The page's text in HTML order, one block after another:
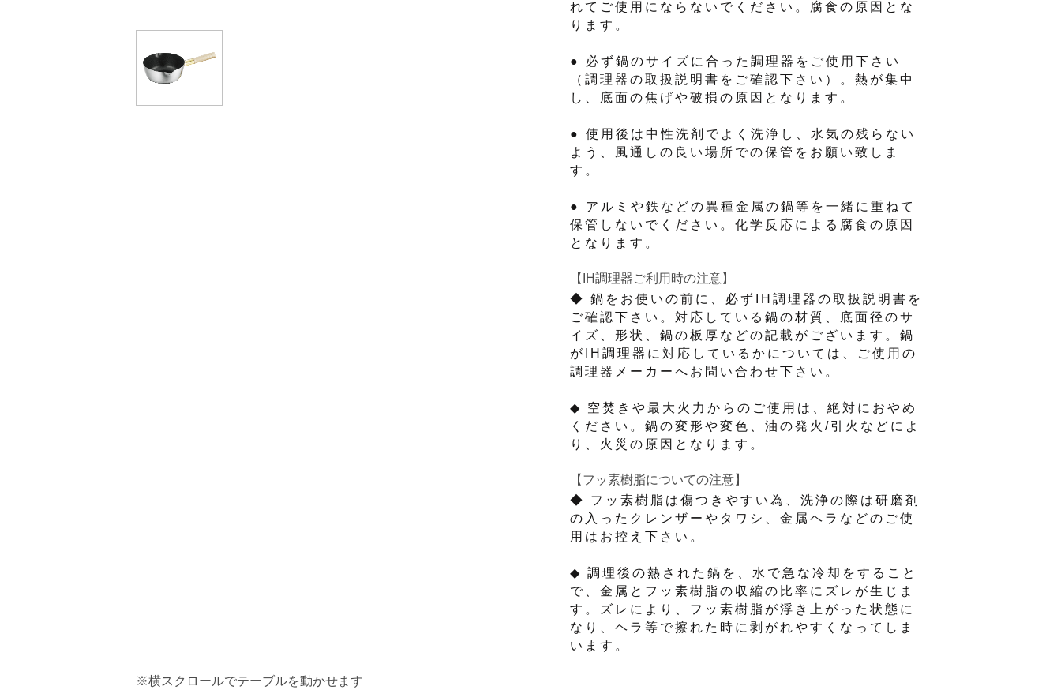
れてご使用にならないでください。腐食の原因とな
ります。
● 必ず鍋のサイズに合った調理器をご使用下さい
（調理器の取扱説明書をご確認下さい）。熱が集中
し、底面の焦げや破損の原因となります。
● 使用後は中性洗剤でよく洗浄し、水気の残らない
よう、風通しの良い場所での保管をお願い致しま
す。
● アルミや鉄などの異種金属の鍋等を一緒に重ねて
保管しないでください。化学反応による腐食の原因
となります。
【IH調理器ご利用時の注意】
◆ 鍋をお使いの前に、必ずIH調理器の取扱説明書を
ご確認下さい。対応している鍋の材質、底面径のサ
イズ、形状、鍋の板厚などの記載がございます。鍋
がIH調理器に対応しているかについては、ご使用の
調理器メーカーへお問い合わせ下さい。
◆ 空焚きや最大火力からのご使用は、絶対におやめ
ください。鍋の変形や変色、油の発火/引火などによ
り、火災の原因となります。
【フッ素樹脂についての注意】
◆ フッ素樹脂は傷つきやすい為、洗浄の際は研磨剤
の入ったクレンザーやタワシ、金属ヘラなどのご使
用はお控え下さい。
◆ 調理後の熱された鍋を、水で急な冷却をすること
で、金属とフッ素樹脂の収縮の比率にズレが生じま
す。ズレにより、フッ素樹脂が浮き上がった状態に
なり、ヘラ等で擦れた時に剥がれやすくなってしま
います。
※横スクロールでテーブルを動かせます